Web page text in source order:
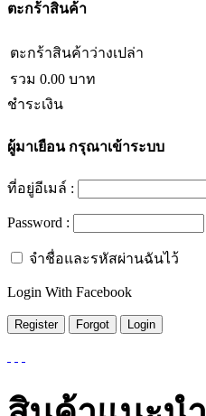
ตะกร้าสินค้า
ตะกร้าสินค้าว่างเปล่า
รวม 0.00 บาท
ชำระเงิน
ผู้มาเยือนกรุณาเข้าระบบ
ที่อยู่อีเมล์ :
Password :
จำชื่อและรหัสผ่านฉันไว้
Login With Facebook